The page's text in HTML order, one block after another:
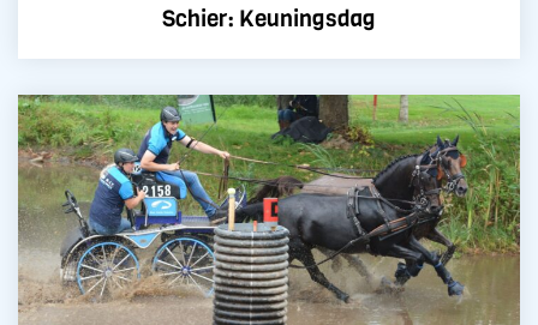
Schier: Keuningsdag